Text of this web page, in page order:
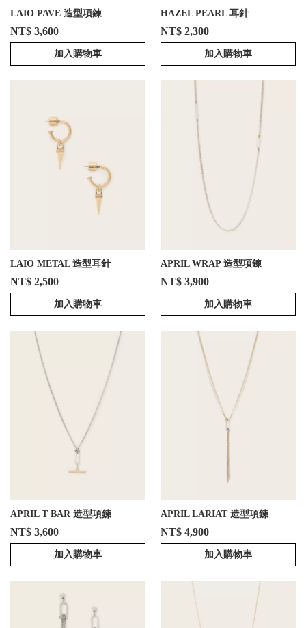
LAIO PAVE 造型項鍊
NT$ 3,600
加入購物車
HAZEL PEARL 耳針
NT$ 2,300
加入購物車
LAIO METAL 造型耳針
NT$ 2,500
加入購物車
APRIL WRAP 造型項鍊
NT$ 3,900
加入購物車
APRIL T BAR 造型項鍊
NT$ 3,600
加入購物車
APRIL LARIAT 造型項鍊
NT$ 4,900
加入購物車